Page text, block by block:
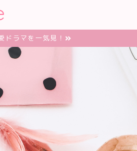
ラマを一気見！